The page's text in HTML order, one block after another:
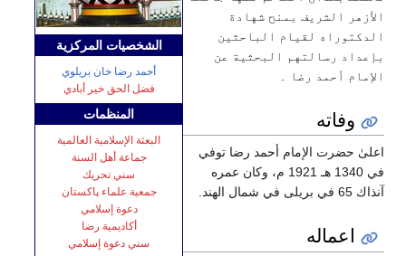
الشخصيات المركزية
أحمد رضا خان بريلوي
فضل الحق خير أبادي
المنظمات
البعثة الإسلامية العالمية
جماعة أهل السنة
سني تحريك
جمعية علماء پاكستان
دعوة إسلامي
أكاديمية رضا
سني دعوة إسلامي
الأزهر الشريف بمنح شهادة
الدكتوراه لقيام الباحثين
بإعداد رسالتهم البحثية عن
الإمام أحمد رضا ۔
وفاته
اعلیٰ حضرت الإمام أحمد رضا توفي
في 1340 هـ 1921 م، وكان عمره
آنذاك 65 في بریلی في شمال الهند.
اعماله